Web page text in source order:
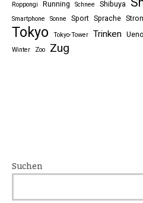
Roppongi Running Schnee Shibuya
Smartphone Sonne Sport Sprache
Tokyo Tokyo-Tower Trinken Ueno
Winter Zoo Zug
Suchen